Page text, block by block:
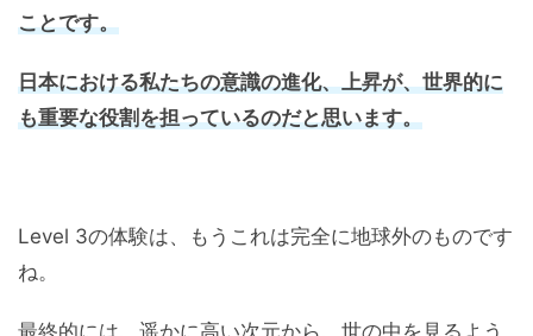
ことです。
日本における私たちの意識の進化、上昇が、世界的に
も重要な役割を担っているのだと思います。
Level 3の体験は、もうこれは完全に地球外のものです
ね。
最終的には、遥かに高い次元から、世の中を見るよう